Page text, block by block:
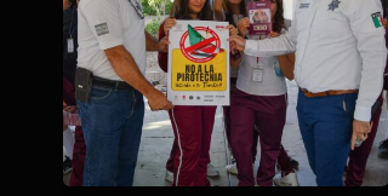
trending_flat